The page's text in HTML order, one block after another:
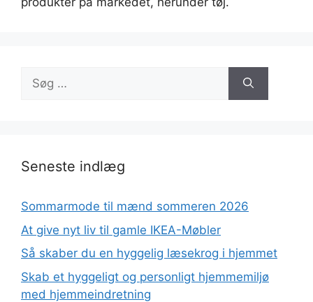
Søg
efter:
Seneste indlæg
Sommarmode til mænd sommeren 2026
At give nyt liv til gamle IKEA-Møbler
Så skaber du en hyggelig læsekrog i hjemmet
Skab et hyggeligt og personligt hjemmemiljø
med hjemmeindretning